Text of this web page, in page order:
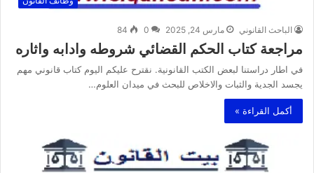
الباحث القانوني مارس 24, 2025 0
84
مراجعة كتاب الحكم القضائي شروطه وادابه واثاره
في اطار دراستنا لبعض الكتب القانونية. نقترح عليكم اليوم كتاب قانوني مهم
يجسد الجدية والثبات والاخلاص للبحث في ميدان العلوم…
أكمل القراءة »